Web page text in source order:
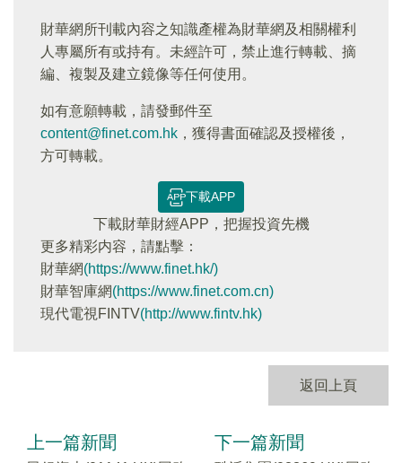
財華網所刊載內容之知識產權為財華網及相關權利
人專屬所有或持有。未經許可，禁止進行轉載、摘
編、複製及建立鏡像等任何使用。
如有意願轉載，請發郵件至
content@finet.com.hk ，獲得書面確認及授權後，
方可轉載。
下載APP
下載財華財經APP，把握投資先機
更多精彩内容，請點擊：
財華網(https://www.finet.hk/)
財華智庫網(https://www.finet.com.cn)
現代電視FINTV(http://www.fintv.hk)
返回上頁
上一篇新聞 下一篇新聞